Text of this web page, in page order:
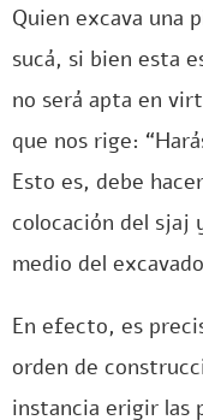
Quien excava una
sucá, si bien esta
no será apta en
que nos rige:
Esto es, debe
colocación del sjaj
medio del
En efecto, es
orden de
instancia erigir las